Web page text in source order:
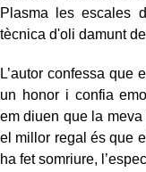
Plasma les escales
tècnica d'oli damunt
L’autor confessa que
un honor i confia
em diuen que la
el millor regal és que
ha fet somriure,